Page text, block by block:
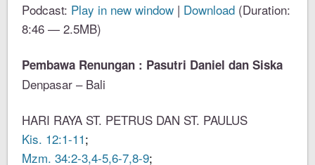
Podcast: Play in new window | Download (Duration:
8:46 — 2.5MB)
Pembawa Renungan : Pasutri Daniel dan Siska
Denpasar – Bali
HARI RAYA ST. PETRUS DAN ST. PAULUS
Kis. 12:1-11;
Mzm. 34:2-3,4-5,6-7,8-9;